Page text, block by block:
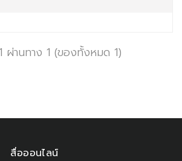
ผ่านทาง 1 (ของทั้งหมด 1)
สื่อออนไลน์